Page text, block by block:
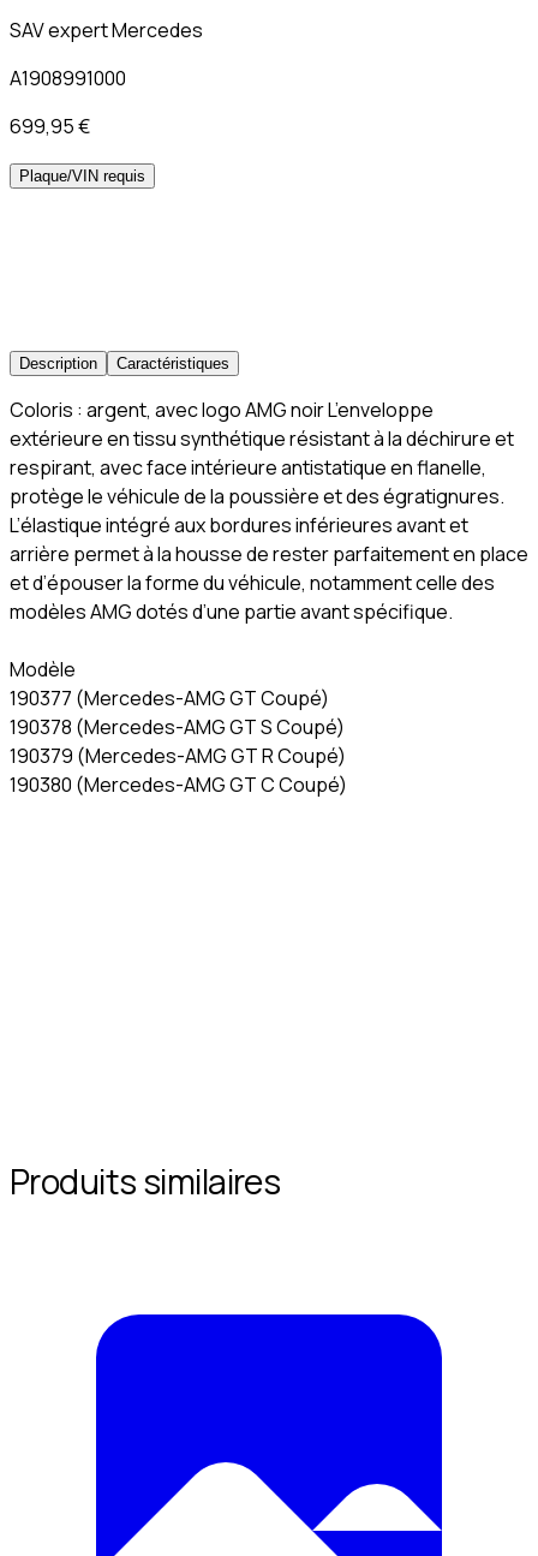
SAV expert Mercedes
A1908991000
699,95 €
Plaque/VIN requis
Description Caractéristiques
Coloris : argent, avec logo AMG noir L’enveloppe
extérieure en tissu synthétique résistant à la déchirure et
respirant, avec face intérieure antistatique en flanelle,
protège le véhicule de la poussière et des égratignures.
L’élastique intégré aux bordures inférieures avant et
arrière permet à la housse de rester parfaitement en place
et d’épouser la forme du véhicule, notamment celle des
modèles AMG dotés d’une partie avant spécifique.
Modèle
190377 (Mercedes-AMG GT Coupé)
190378 (Mercedes-AMG GT S Coupé)
190379 (Mercedes-AMG GT R Coupé)
190380 (Mercedes-AMG GT C Coupé)
Produits similaires